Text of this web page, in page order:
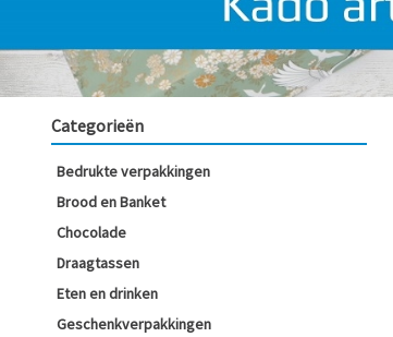
Categorieën
Bedrukte verpakkingen
Brood en Banket
Chocolade
Draagtassen
Eten en drinken
Geschenkverpakkingen